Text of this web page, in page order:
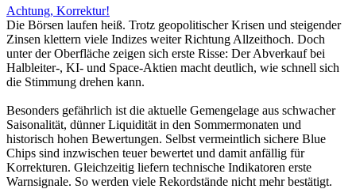
Achtung, Korrektur!
Die Börsen laufen heiß. Trotz geopolitischer Krisen und steigender
Zinsen klettern viele Indizes weiter Richtung Allzeithoch. Doch
unter der Oberfläche zeigen sich erste Risse: Der Abverkauf bei
Halbleiter-, KI- und Space-Aktien macht deutlich, wie schnell sich
die Stimmung drehen kann.
Besonders gefährlich ist die aktuelle Gemengelage aus schwacher
Saisonalität, dünner Liquidität in den Sommermonaten und
historisch hohen Bewertungen. Selbst vermeintlich sichere Blue
Chips sind inzwischen teuer bewertet und damit anfällig für
Korrekturen. Gleichzeitig liefern technische Indikatoren erste
Warnsignale. So werden viele Rekordstände nicht mehr bestätigt.